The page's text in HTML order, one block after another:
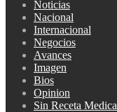
Noticias
Nacional
Internacional
Negocios
Avances
Imagen
Bios
Opinion
Sin Receta Medica